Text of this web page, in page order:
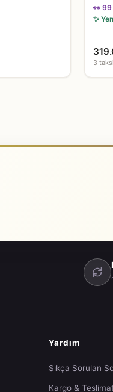
👀
✨
3
Yardım
Sıkça Sorulan
Kargo & Teslimat